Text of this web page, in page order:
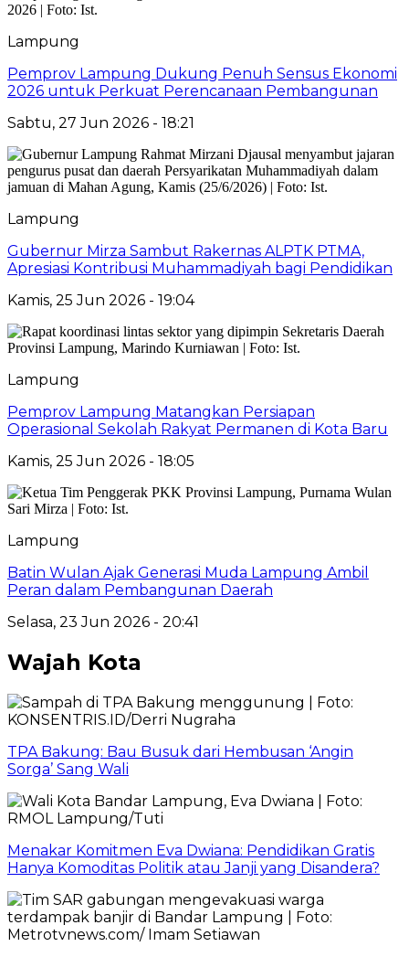
Lampung
Pemprov Lampung Dukung Penuh Sensus Ekonomi
2026 untuk Perkuat Perencanaan Pembangunan
Sabtu, 27 Jun 2026 - 18:21
Lampung
Gubernur Mirza Sambut Rakernas ALPTK PTMA,
Apresiasi Kontribusi Muhammadiyah bagi Pendidikan
Kamis, 25 Jun 2026 - 19:04
Lampung
Pemprov Lampung Matangkan Persiapan
Operasional Sekolah Rakyat Permanen di Kota Baru
Kamis, 25 Jun 2026 - 18:05
Lampung
Batin Wulan Ajak Generasi Muda Lampung Ambil
Peran dalam Pembangunan Daerah
Selasa, 23 Jun 2026 - 20:41
Wajah Kota
TPA Bakung: Bau Busuk dari Hembusan ‘Angin
Sorga’ Sang Wali
Menakar Komitmen Eva Dwiana: Pendidikan Gratis
Hanya Komoditas Politik atau Janji yang Disandera?